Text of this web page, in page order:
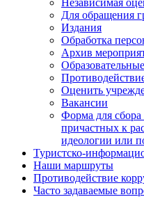
Независимая
Для обращения
Издания
Обработка
Архив
Оценить
Вакансии
Форма для
причастных к
идеологии или
Туристско-
Наши маршруты
Противодействие
Часто задаваемые